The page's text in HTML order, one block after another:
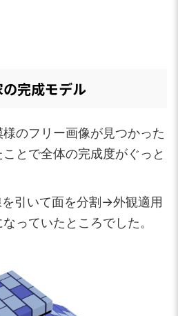
完成モデル
のフリー画像が見つかった
とで全体の完成度がぐっと
引いて面を分割→外観適用
っていたところでした。